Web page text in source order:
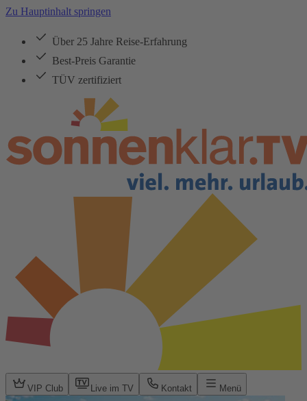
Zu Hauptinhalt springen
Über 25 Jahre Reise-Erfahrung
Best-Preis Garantie
TÜV zertifiziert
VIP Club Live im TV Kontakt Menü